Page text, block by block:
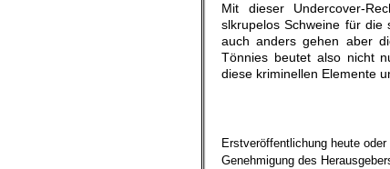
Mit dieser Undercover-
slkrupelos Schweine für die
auch anders gehen aber
Tönnies beutet also nicht
diese kriminellen Elemente
Erstveröffentlichung heute
Genehmigung des